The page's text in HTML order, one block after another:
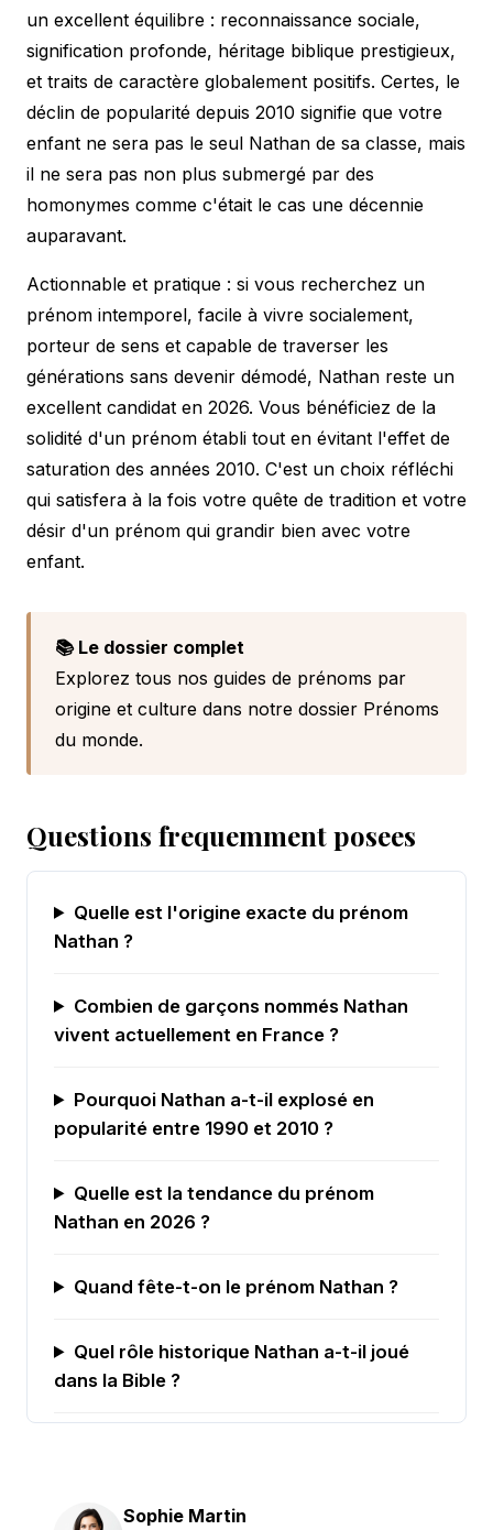
un excellent équilibre : reconnaissance sociale,
signification profonde, héritage biblique prestigieux,
et traits de caractère globalement positifs. Certes, le
déclin de popularité depuis 2010 signifie que votre
enfant ne sera pas le seul Nathan de sa classe, mais
il ne sera pas non plus submergé par des
homonymes comme c'était le cas une décennie
auparavant.
Actionnable et pratique : si vous recherchez un
prénom intemporel, facile à vivre socialement,
porteur de sens et capable de traverser les
générations sans devenir démodé, Nathan reste un
excellent candidat en 2026. Vous bénéficiez de la
solidité d'un prénom établi tout en évitant l'effet de
saturation des années 2010. C'est un choix réfléchi
qui satisfera à la fois votre quête de tradition et votre
désir d'un prénom qui grandir bien avec votre
enfant.
📚 Le dossier complet
Explorez tous nos guides de prénoms par
origine et culture dans notre dossier Prénoms
du monde.
Questions frequemment posees
Quelle est l'origine exacte du prénom
Nathan ?
Combien de garçons nommés Nathan
vivent actuellement en France ?
Pourquoi Nathan a-t-il explosé en
popularité entre 1990 et 2010 ?
Quelle est la tendance du prénom
Nathan en 2026 ?
Quand fête-t-on le prénom Nathan ?
Quel rôle historique Nathan a-t-il joué
dans la Bible ?
Sophie Martin